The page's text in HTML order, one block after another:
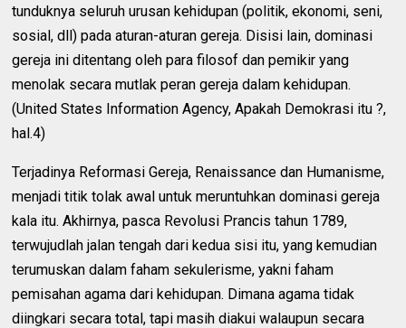
tunduknya seluruh urusan kehidupan (politik, ekonomi, seni,
sosial, dll) pada aturan-aturan gereja. Disisi lain, dominasi
gereja ini ditentang oleh para filosof dan pemikir yang
menolak secara mutlak peran gereja dalam kehidupan.
(United States Information Agency, Apakah Demokrasi itu ?,
hal.4)
Terjadinya Reformasi Gereja, Renaissance dan Humanisme,
menjadi titik tolak awal untuk meruntuhkan dominasi gereja
kala itu. Akhirnya, pasca Revolusi Prancis tahun 1789,
terwujudlah jalan tengah dari kedua sisi itu, yang kemudian
terumuskan dalam faham sekulerisme, yakni faham
pemisahan agama dari kehidupan. Dimana agama tidak
diingkari secara total, tapi masih diakui walaupun secara